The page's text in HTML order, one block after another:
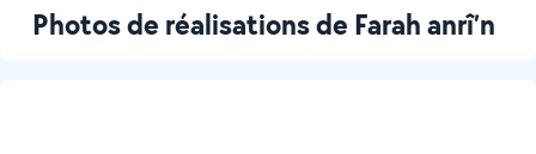
Photos de réalisations de Farah anrî’n